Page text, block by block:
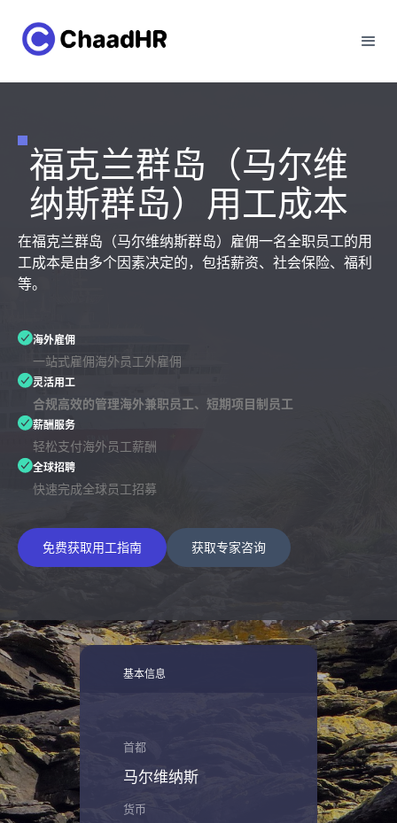
福克兰群岛（马尔维
纳斯群岛）用工成本
在福克兰群岛（马尔维纳斯群岛）雇佣一名全职员工的用
工成本是由多个因素决定的，包括薪资、社会保险、福利
等。
海外雇佣
一站式雇佣海外员工外雇佣
灵活用工
合规高效的管理海外兼职员工、短期项目制员工
薪酬服务
轻松支付海外员工薪酬
全球招聘
快速完成全球员工招募
免费获取用工指南 获取专家咨询
基本信息
首都
马尔维纳斯
货币